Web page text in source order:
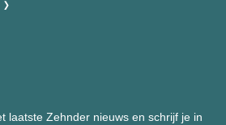
laatste Zehnder nieuws en schrijf je in